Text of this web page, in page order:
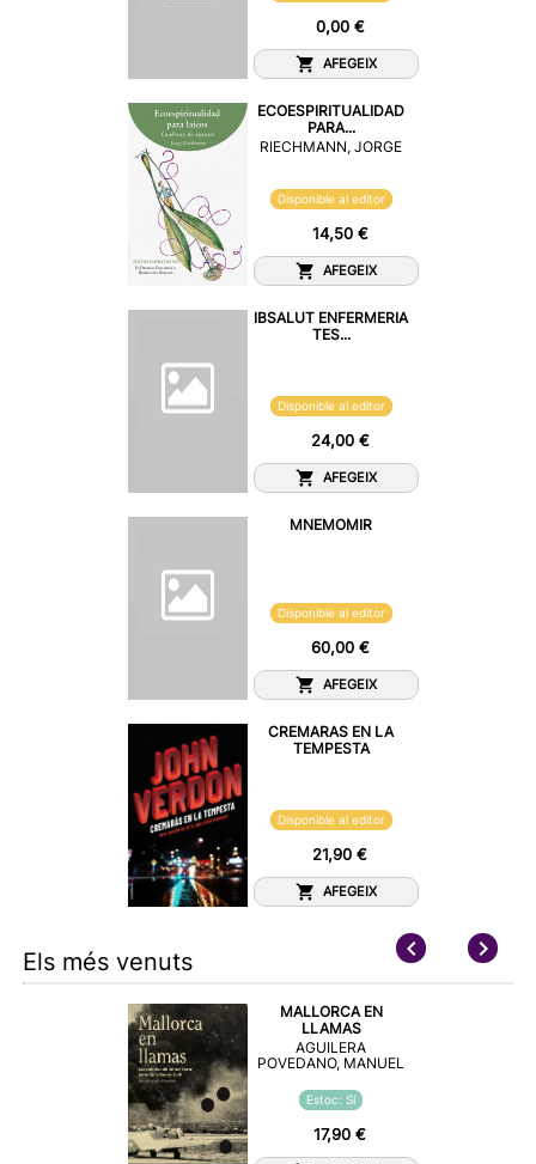
0,00 €
AFEGEIX
ECOESPIRITUALIDAD
PARA...
RIECHMANN, JORGE
Disponible al editor
14,50 €
AFEGEIX
IBSALUT ENFERMERIA
TES...
Disponible al editor
24,00 €
AFEGEIX
MNEMOMIR
Disponible al editor
60,00 €
AFEGEIX
CREMARAS EN LA
TEMPESTA
Disponible al editor
21,90 €
AFEGEIX
Els més venuts
MALLORCA EN
LLAMAS
AGUILERA
POVEDANO, MANUEL
Estoc: Sí
17,90 €